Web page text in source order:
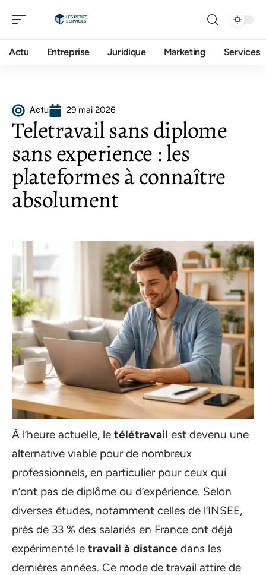
Actu Entreprise Juridique Marketing Services
Actu 29 mai 2026
Teletravail sans diplome
sans experience : les
plateformes à connaître
absolument
À l’heure actuelle, le télétravail est devenu une
alternative viable pour de nombreux
professionnels, en particulier pour ceux qui
n’ont pas de diplôme ou d’expérience. Selon
diverses études, notamment celles de l’INSEE,
près de 33 % des salariés en France ont déjà
expérimenté le travail à distance dans les
dernières années. Ce mode de travail attire de